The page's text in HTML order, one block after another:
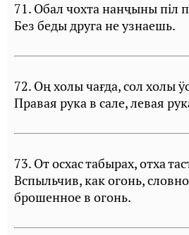
71. Обал чохта нанҷыны пiл
Без беды друга не узнаешь.
72. Оң холы чағда, сол холы
Правая рука в сале, левая
73. От осхас табырах, отха
Вспыльчив, как огонь,
брошенное в огонь.